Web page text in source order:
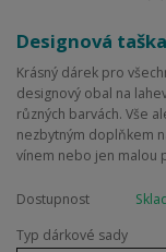
Designová
Krásný dárek pro
designový obal na
různých barvách. Vše
nezbytným doplňkem
vínem nebo jen malou
Dostupnost
Typ dárkové sady